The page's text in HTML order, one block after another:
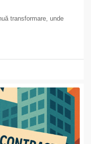
transformare, unde